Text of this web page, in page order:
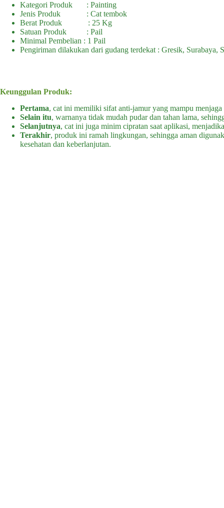
Kategori Produk : Painting
Jenis Produk : Cat tembok
Berat Produk : 25 Kg
Satuan Produk : Pail
Minimal Pembelian : 1 Pail
Pengiriman dilakukan dari gudang terdekat : Gresik, Surabaya,
Keunggulan Produk:
Pertama, cat ini memiliki sifat anti-jamur yang mampu
Selain itu, warnanya tidak mudah pudar dan tahan lama,
Selanjutnya, cat ini juga minim cipratan saat aplikasi,
Terakhir, produk ini ramah lingkungan, sehingga aman
kesehatan dan keberlanjutan.